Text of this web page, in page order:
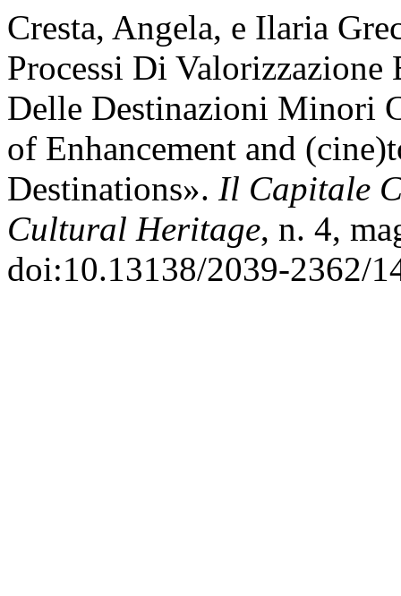
Cresta, Angela, e Ilaria
Processi Di
Delle Destinazioni Minori
of Enhancement and
Destinations». Il Capitale
Cultural Heritage, n. 4,
doi:10.13138/2039-2362/